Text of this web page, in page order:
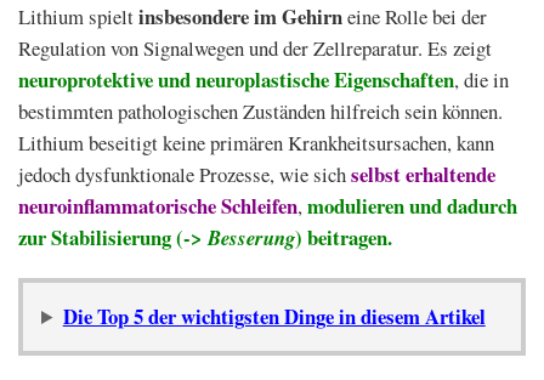
Lithium spieltinsbesondere im Gehirneine Rolle bei der
Regulation von Signalwegen und der Zellreparatur. Es zeigt
neuroprotektive und neuroplastische Eigenschaften, die in
bestimmten pathologischen Zuständen hilfreich sein können.
Lithium beseitigt keine primären Krankheitsursachen, kann
jedoch dysfunktionale Prozesse, wie sichselbst erhaltende
neuroinflammatorische Schleifen,modulieren und dadurch
zur Stabilisierung (->Besserung) beitragen.
Die Top 5 der wichtigsten Dinge in diesem Artikel